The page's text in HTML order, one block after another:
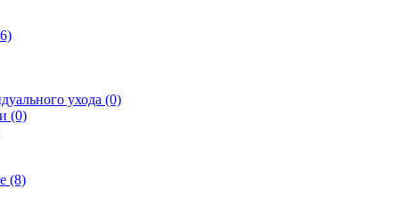
ухода (0)
(0)
(8)